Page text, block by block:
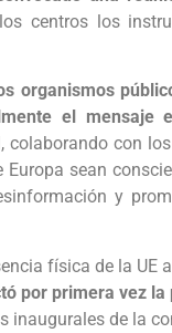
centros los
organismos
el mensaje
con
sean
y
física de la
por primera vez la
inaugurales de la